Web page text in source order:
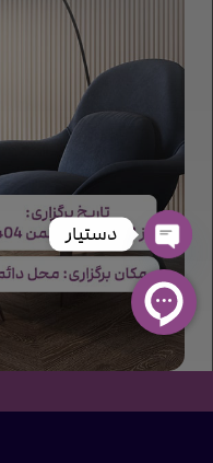
دستیار
Open chaty